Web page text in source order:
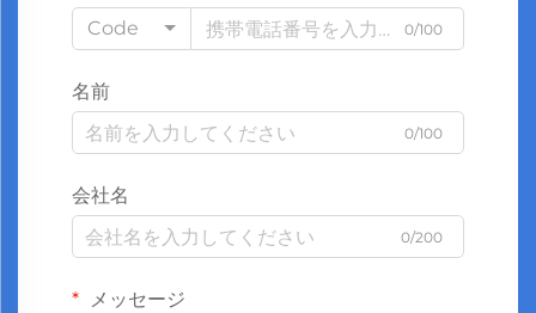
Code 0/100
名前
0/100
会社名
0/200
メッセージ